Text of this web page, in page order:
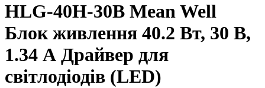
HLG-40H-30B Mean Well
Блок живлення 40.2 Вт, 30 В,
1.34 А Драйвер для
світлодіодів (LED)